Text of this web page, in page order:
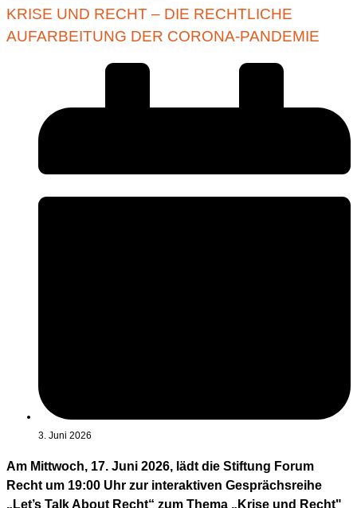
KRISE UND RECHT – DIE RECHTLICHE
AUFARBEITUNG DER CORONA-PANDEMIE
3. Juni 2026
Am Mittwoch, 17. Juni 2026, lädt die Stiftung Forum
Recht um 19:00 Uhr zur interaktiven Gesprächsreihe
„Let’s Talk About Recht“ zum Thema „Krise und Recht"